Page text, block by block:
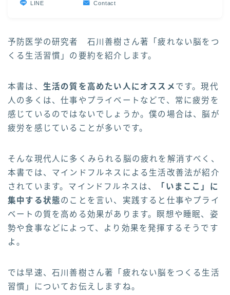
LINE
Contact
予防医学の研究者 石川善樹さん著「疲れない脳をつ
くる生活習慣」の要約を紹介します。
本書は、 生活の質を高めたい人にオススメ です。現代
人の多くは、仕事やプライベートなどで、常に疲労を
感じているのではないでしょうか。僕の場合は、脳が
疲労を感じていることが多いです。
そんな現代人に多くみられる脳の疲れを解消すべく、
本書では、マインドフルネスによる生活改善法が紹介
されています。マインドフルネスは、
「いまここ」に
集中する状態のことを言い、実践すると仕事やプライ
ベートの質を高める効果があります。瞑想や睡眠、姿
勢や食事などによって、より効果を発揮するそうです
よ。
では早速、石川善樹さん著「疲れない脳をつくる生活
習慣」についてお伝えしますね。